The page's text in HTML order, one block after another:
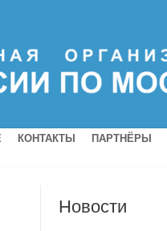
КОНТАКТЫ ПАРТНЁРЫ
Новости